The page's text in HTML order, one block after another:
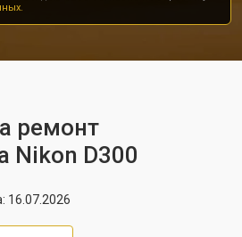
ремонт
Nikon D300
16.07.2026